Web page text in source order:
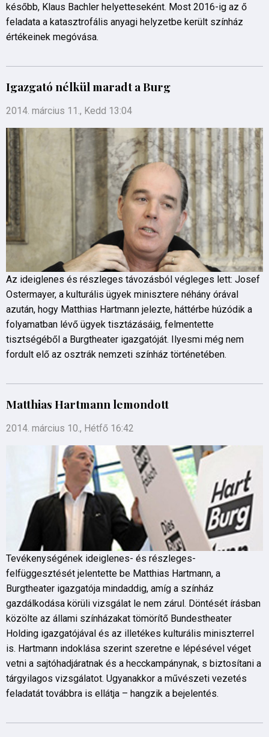
később, Klaus Bachler helyetteseként. Most 2016-ig az ő
feladata a katasztrofális anyagi helyzetbe került színház
értékeinek megóvása.
Igazgató nélkül maradt a Burg
2014. március 11., Kedd 13:04
Az ideiglenes és részleges távozásból végleges lett: Josef
Ostermayer, a kulturális ügyek minisztere néhány órával
azután, hogy Matthias Hartmann jelezte, háttérbe húzódik a
folyamatban lévő ügyek tisztázásáig, felmentette
tisztségéből a Burgtheater igazgatóját. Ilyesmi még nem
fordult elő az osztrák nemzeti színház történetében.
Matthias Hartmann lemondott
2014. március 10., Hétfő 16:42
Tevékenységének ideiglenes- és részleges-
felfüggesztését jelentette be Matthias Hartmann, a
Burgtheater igazgatója mindaddig, amíg a színház
gazdálkodása körüli vizsgálat le nem zárul. Döntését írásban
közölte az állami színházakat tömörítő Bundestheater
Holding igazgatójával és az illetékes kulturális miniszterrel
is. Hartmann indoklása szerint szeretne e lépésével véget
vetni a sajtóhadjáratnak és a hecckampánynak, s biztosítani a
tárgyilagos vizsgálatot. Ugyanakkor a művészeti vezetés
feladatát továbbra is ellátja – hangzik a bejelentés.